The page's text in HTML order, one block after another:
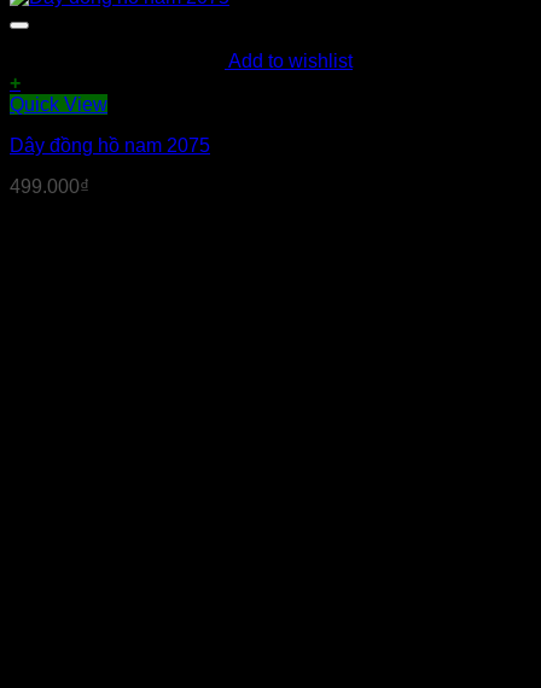
Add to wishlist
+
Quick View
Dây đồng hồ nam 2075
499.000₫